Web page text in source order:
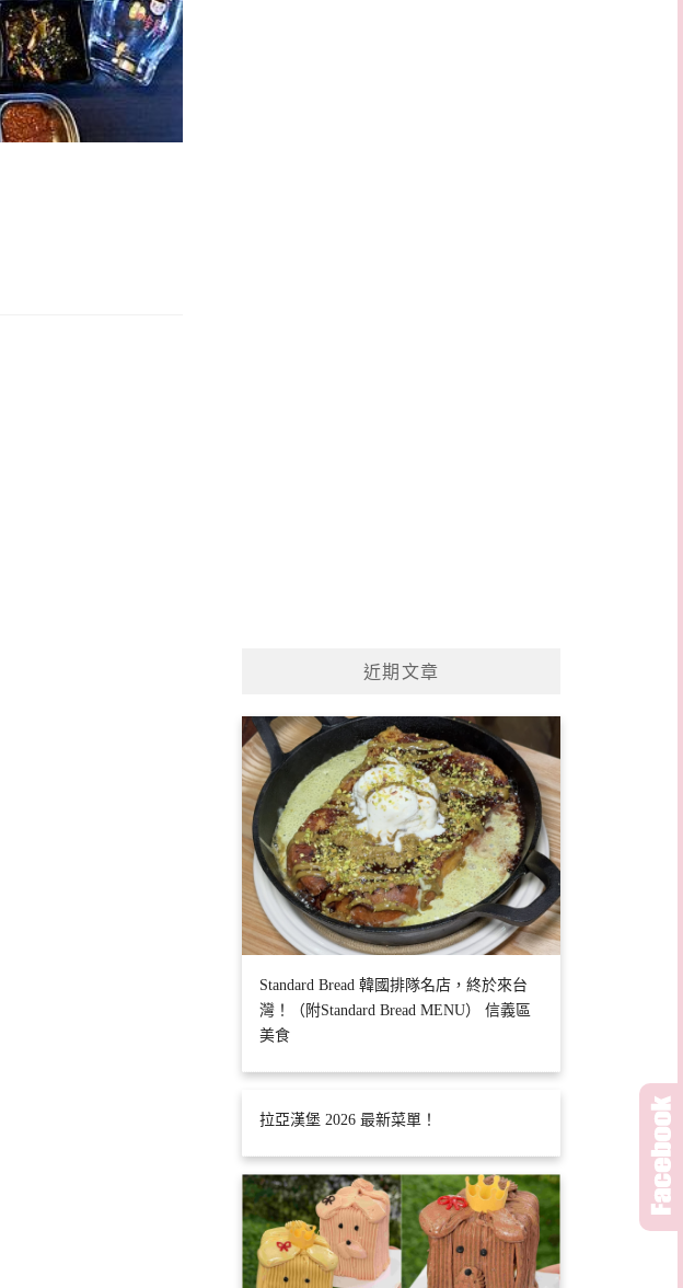
近期文章
Standard Bread 韓國排隊名店，終於來台
灣！（附Standard Bread MENU） 信義區
美食
拉亞漢堡 2026 最新菜單！